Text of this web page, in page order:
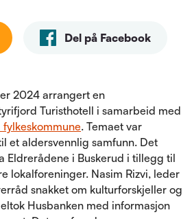
Del på Facebook
2024 arrangert en
Turisthotell i samarbeid med
fylkeskommune. Temaet var
et aldersvennlig samfunn. Det
Eldrerådene i Buskerud i tillegg til
lokalforeninger. Nasim Rizvi, leder
snakket om kulturforskjeller og
Husbanken med informasjon